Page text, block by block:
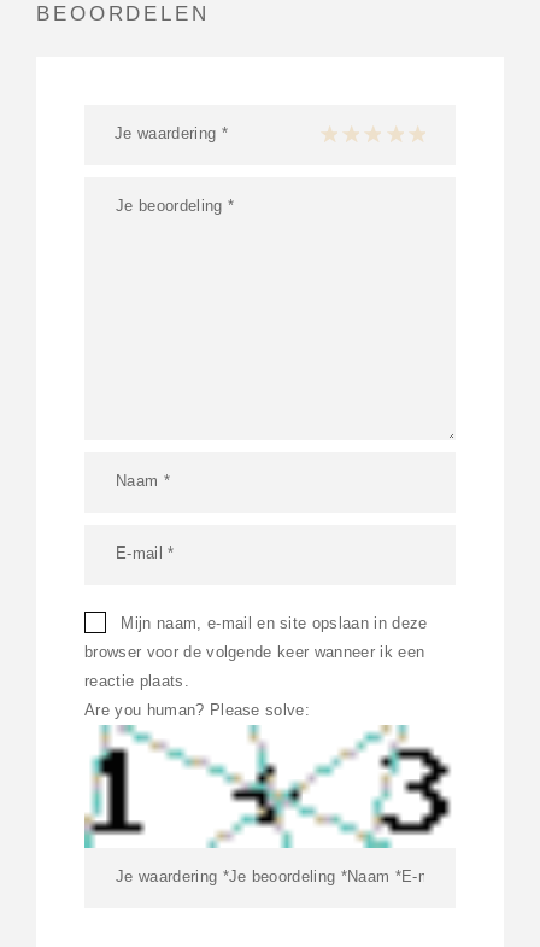
BEOORDELEN
Je waardering * 1 van de 5 sterren
2 van de 5 sterren
3 van de 5 sterren
4 van de 5 sterren
Mijn naam, e-mail en site opslaan in deze
browser voor de volgende keer wanneer ik een
reactie plaats.
Are you human? Please solve: